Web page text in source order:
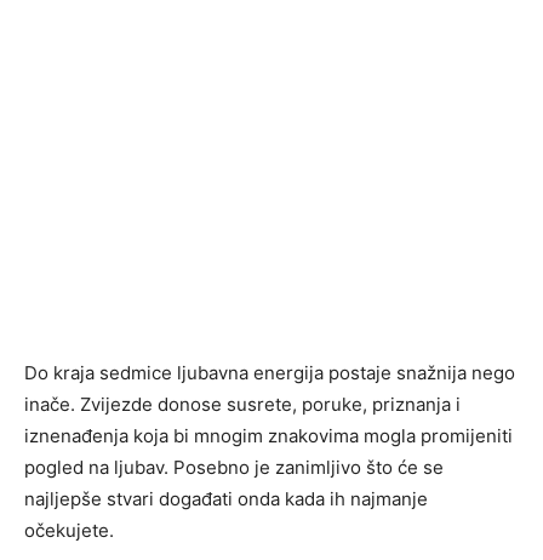
Do kraja sedmice ljubavna energija postaje snažnija nego
inače. Zvijezde donose susrete, poruke, priznanja i
iznenađenja koja bi mnogim znakovima mogla promijeniti
pogled na ljubav. Posebno je zanimljivo što će se
najljepše stvari događati onda kada ih najmanje
očekujete.